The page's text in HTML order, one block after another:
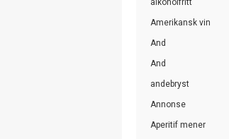
alkoholfritt
Amerikansk vin
And
And
andebryst
Annonse
Aperitif mener